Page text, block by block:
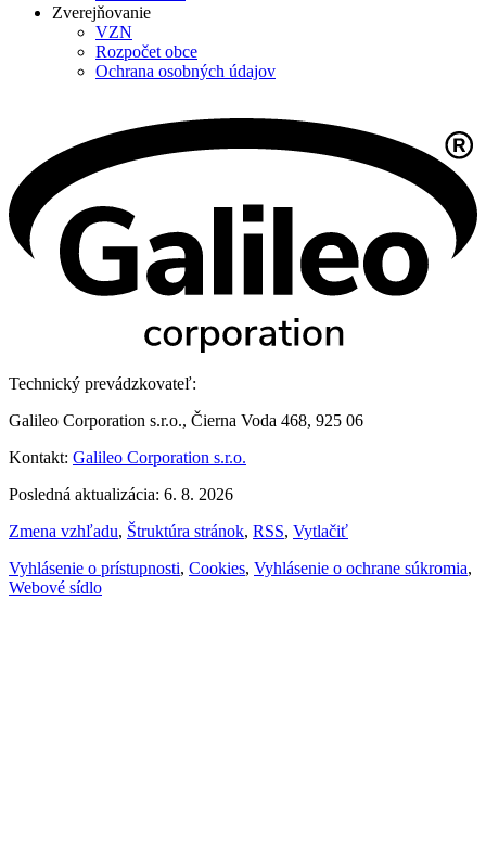
Zverejňovanie
VZN
Rozpočet obce
Ochrana osobných údajov
Technický prevádzkovateľ:
Galileo Corporation s.r.o., Čierna Voda 468, 925 06
Kontakt: Galileo Corporation s.r.o.
Posledná aktualizácia: 6. 8. 2026
Zmena vzhľadu, Štruktúra stránok, RSS, Vytlačiť
Vyhlásenie o prístupnosti, Cookies, Vyhlásenie o ochrane súkromia,
Webové sídlo